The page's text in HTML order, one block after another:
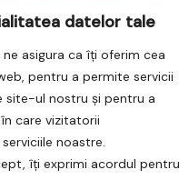
datelor tale
asigura ca îți oferim cea
pentru a permite servicii
site-ul nostru și pentru a
care vizitatorii
noastre.
îți exprimi acordul pentru